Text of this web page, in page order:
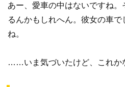
あー、愛車の中はないですね
るんかもしれへん。彼女の車
ね。
……いま気づいたけど、これか